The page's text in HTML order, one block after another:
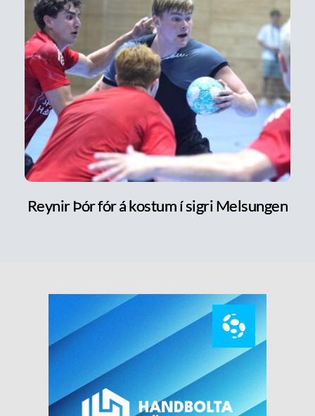
Reynir Þór fór á kostum í sigri Melsungen